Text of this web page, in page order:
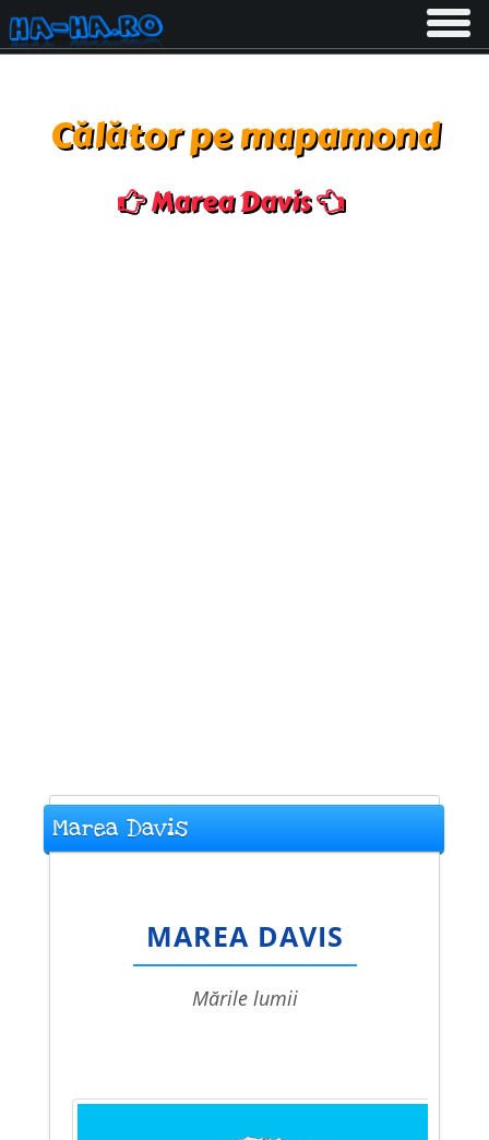
Toggle
Călător pe mapamond
Marea Davis
Marea Davis
MAREA DAVIS
mările lumii